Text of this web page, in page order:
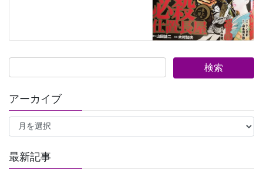
アーカイブ
ア
イ
ブ
最新記事